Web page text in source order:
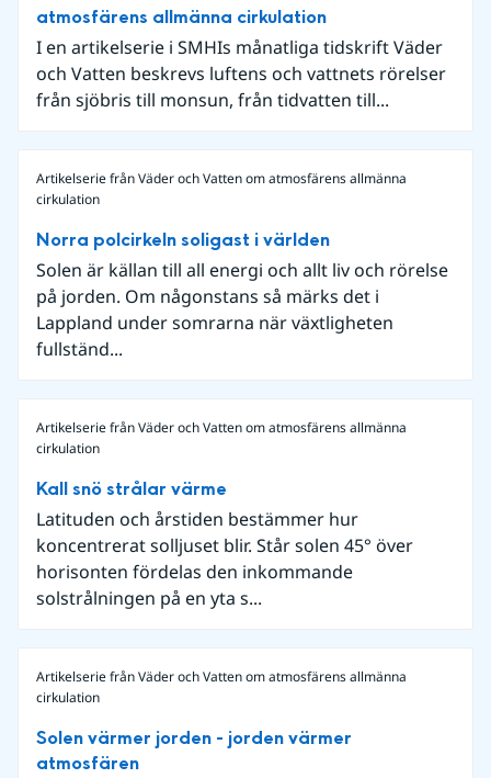
atmosfärens allmänna cirkulation
I en artikelserie i SMHIs månatliga tidskrift Väder
och Vatten beskrevs luftens och vattnets rörelser
från sjöbris till monsun, från tidvatten till...
Artikelserie från Väder och Vatten om atmosfärens allmänna
cirkulation
Norra polcirkeln soligast i världen
Solen är källan till all energi och allt liv och rörelse
på jorden. Om någonstans så märks det i
Lappland under somrarna när växtligheten
fullständ...
Artikelserie från Väder och Vatten om atmosfärens allmänna
cirkulation
Kall snö strålar värme
Latituden och årstiden bestämmer hur
koncentrerat solljuset blir. Står solen 45° över
horisonten fördelas den inkommande
solstrålningen på en yta s...
Artikelserie från Väder och Vatten om atmosfärens allmänna
cirkulation
Solen värmer jorden - jorden värmer
atmosfären